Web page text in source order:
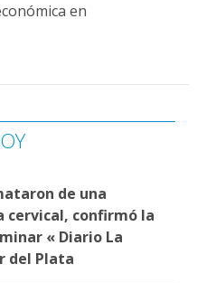
en
de una
cervical, confirmó la
« Diario La
del Plata